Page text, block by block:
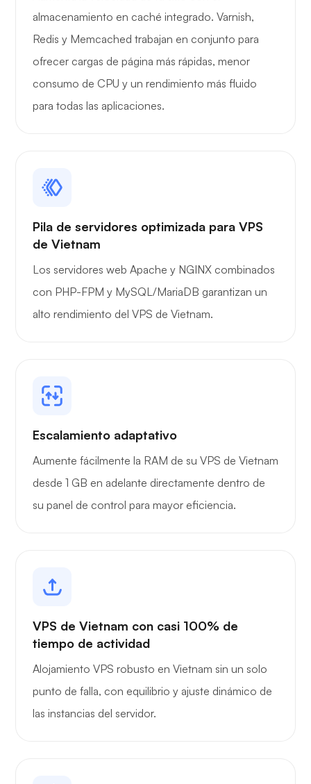
almacenamiento en caché integrado. Varnish,
Redis y Memcached trabajan en conjunto para
ofrecer cargas de página más rápidas, menor
consumo de CPU y un rendimiento más fluido
para todas las aplicaciones.
Pila de servidores optimizada para VPS
de Vietnam
Los servidores web Apache y NGINX combinados
con PHP-FPM y MySQL/MariaDB garantizan un
alto rendimiento del VPS de Vietnam.
Escalamiento adaptativo
Aumente fácilmente la RAM de su VPS de Vietnam
desde 1 GB en adelante directamente dentro de
su panel de control para mayor eficiencia.
VPS de Vietnam con casi 100% de
tiempo de actividad
Alojamiento VPS robusto en Vietnam sin un solo
punto de falla, con equilibrio y ajuste dinámico de
las instancias del servidor.